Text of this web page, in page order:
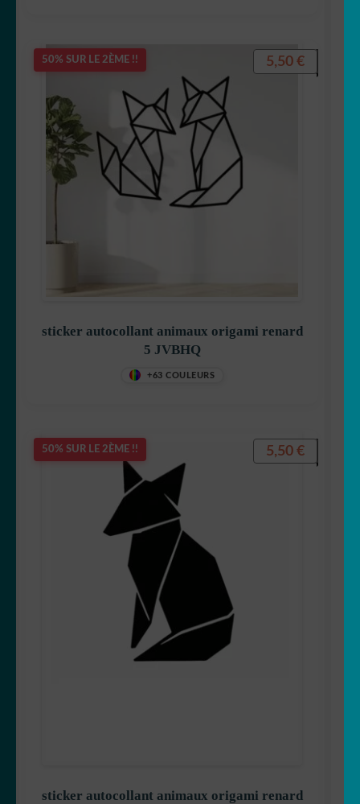
50% SUR LE 2ÈME !!
sticker autocollant animaux origami renard
5 JVBHQ
+63 COULEURS
5,50 €
50% SUR LE 2ÈME !!
sticker autocollant animaux origami renard
5,50 €